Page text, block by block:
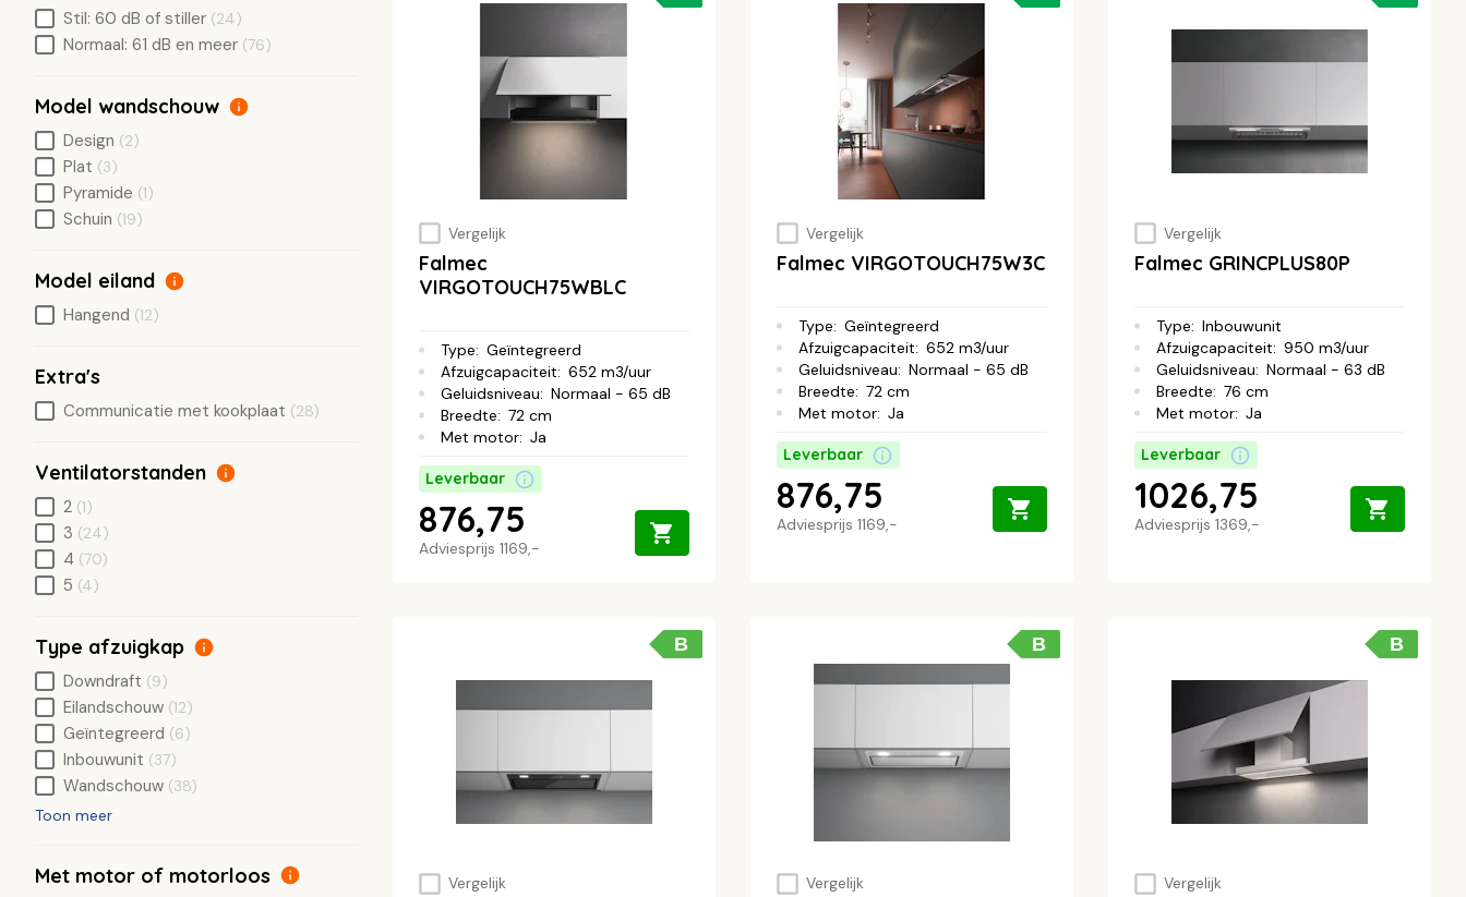
Vergelijk
Falmec
VIRGOTOUCH75WBLC
Type: Geïntegreerd
Afzuigcapaciteit: 652 m3/uur
Geluidsniveau: Normaal - 65 dB
Breedte: 72 cm
Met motor: Ja
Leverbaar
Adviesprijs 1169,-
876,75
Vergelijk
Falmec VIRGOTOUCH75W3C
Type: Geïntegreerd
Afzuigcapaciteit: 652 m3/uur
Geluidsniveau: Normaal - 65 dB
Breedte: 72 cm
Met motor: Ja
Leverbaar
Adviesprijs 1169,-
876,75
Vergelijk
Falmec GRINCPLUS80P
Type: Inbouwunit
Afzuigcapaciteit: 950 m3/uur
Geluidsniveau: Normaal - 63 dB
Breedte: 76 cm
Met motor: Ja
Leverbaar
Adviesprijs 1369,-
1026,75
B
Vergelijk
B
Vergelijk
B
Vergelijk
Stil: 60 dB of stiller (24)
Normaal: 61 dB en meer (76)
Model wandschouw
Design (2)
Plat (3)
Pyramide (1)
Schuin (19)
Model eiland
Hangend (12)
Extra's
Communicatie met kookplaat (28)
Ventilatorstanden
2 (1)
3 (24)
4 (70)
5 (4)
Type afzuigkap
Downdraft (9)
Eilandschouw (12)
Geïntegreerd (6)
Inbouwunit (37)
Wandschouw (38)
Toon meer
Met motor of motorloos